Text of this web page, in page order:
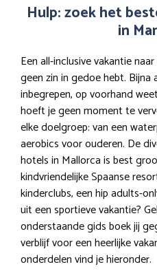
Hulp: zoek het
in
Een all-inclusive vakantie
geen zin in gedoe hebt. Bijna
inbegrepen, op voorhand
hoeft je geen moment te
elke doelgroep: van een
aerobics voor ouderen. De
hotels in Mallorca is best
kindvriendelijke Spaanse
kinderclubs, een hip adults-
uit een sportieve vakantie?
onderstaande gids boek jij
verblijf voor een heerlijke
onderdelen vind je hieronder.